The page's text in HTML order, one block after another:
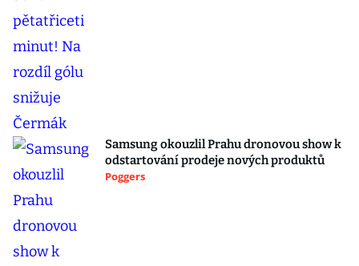
Samsung okouzlil Prahu dronovou show k
odstartování prodeje nových produktů
Poggers